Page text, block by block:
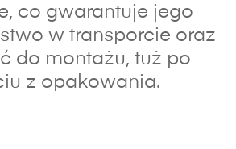
co gwarantuje jego
w transporcie oraz
do montażu, tuż po
z opakowania.